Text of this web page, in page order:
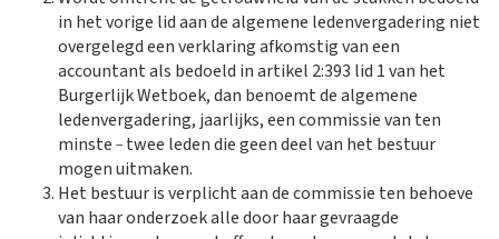
in het vorige lid aan de algemene ledenvergadering niet
overgelegd een verklaring afkomstig van een
accountant als bedoeld in artikel 2:393 lid 1 van het
Burgerlijk Wetboek, dan benoemt de algemene
ledenvergadering, jaarlijks, een commissie van ten
minste
twee leden die geen deel van het bestuur
mogen uitmaken.
Het bestuur is verplicht aan de commissie ten behoeve
van haar onderzoek alle door haar gevraagde